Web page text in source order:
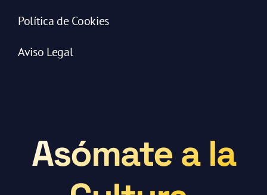
Política de Cookies
Aviso Legal
Asómate a la